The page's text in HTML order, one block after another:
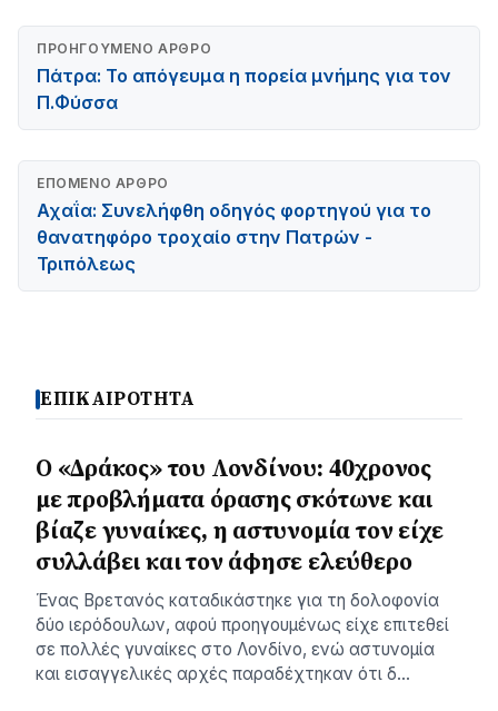
ΠΡΟΗΓΟΎΜΕΝΟ ΆΡΘΡΟ
Πάτρα: Το απόγευμα η πορεία μνήμης για τον
Π.Φύσσα
ΕΠΌΜΕΝΟ ΆΡΘΡΟ
Αχαΐα: Συνελήφθη οδηγός φορτηγού για το
θανατηφόρο τροχαίο στην Πατρών -
Τριπόλεως
ΕΠΙΚΑΙΡΟΤΗΤΑ
Ο «Δράκος» του Λονδίνου: 40χρονος
με προβλήματα όρασης σκότωνε και
βίαζε γυναίκες, η αστυνομία τον είχε
συλλάβει και τον άφησε ελεύθερο
Ένας Βρετανός καταδικάστηκε για τη δολοφονία
δύο ιερόδουλων, αφού προηγουμένως είχε επιτεθεί
σε πολλές γυναίκες στο Λονδίνο, ενώ αστυνομία
και εισαγγελικές αρχές παραδέχτηκαν ότι δ…